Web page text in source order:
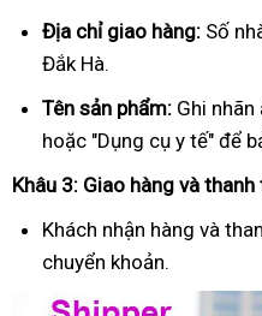
Địa chỉ giao hàng: Số
Đắk Hà.
Tên sản phẩm: Ghi
hoặc "Dụng cụ y tế" để
Khâu 3: Giao hàng và thanh
Khách nhận hàng và
chuyển khoản.